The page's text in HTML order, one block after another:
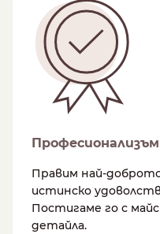
Професионализъм
Правим най-
истинско
Постигаме го с
детайла.